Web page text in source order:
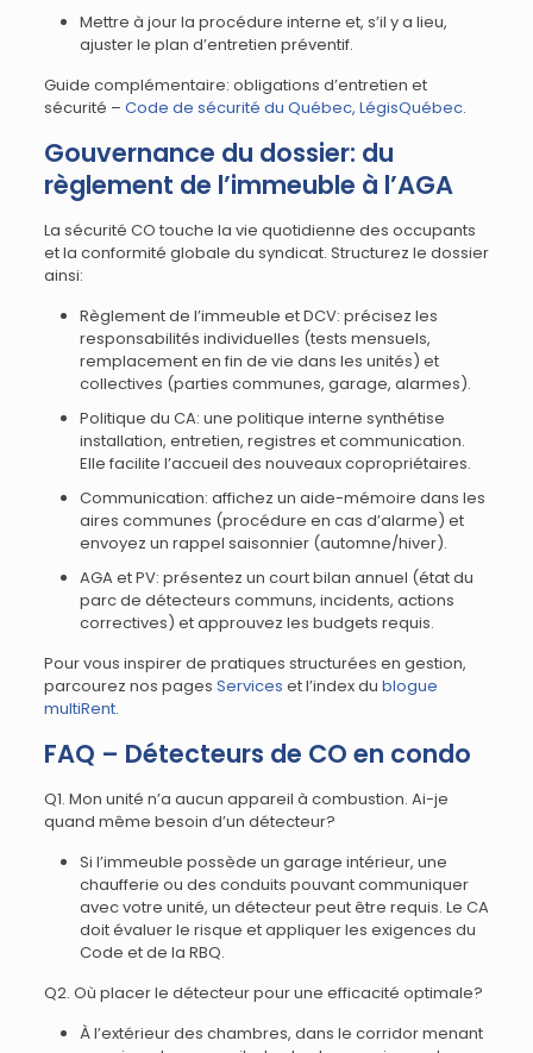
Mettre à jour la procédure interne et, s’il y a lieu,
ajuster le plan d’entretien préventif.
Guide complémentaire: obligations d’entretien et
sécurité – Code de sécurité du Québec, LégisQuébec.
Gouvernance du dossier: du
règlement de l’immeuble à l’AGA
La sécurité CO touche la vie quotidienne des occupants
et la conformité globale du syndicat. Structurez le dossier
ainsi:
Règlement de l’immeuble et DCV: précisez les
responsabilités individuelles (tests mensuels,
remplacement en fin de vie dans les unités) et
collectives (parties communes, garage, alarmes).
Politique du CA: une politique interne synthétise
installation, entretien, registres et communication.
Elle facilite l’accueil des nouveaux copropriétaires.
Communication: affichez un aide-mémoire dans les
aires communes (procédure en cas d’alarme) et
envoyez un rappel saisonnier (automne/hiver).
AGA et PV: présentez un court bilan annuel (état du
parc de détecteurs communs, incidents, actions
correctives) et approuvez les budgets requis.
Pour vous inspirer de pratiques structurées en gestion,
parcourez nos pages Services et l’index du blogue
multiRent.
FAQ – Détecteurs de CO en condo
Q1. Mon unité n’a aucun appareil à combustion. Ai-je
quand même besoin d’un détecteur?
Si l’immeuble possède un garage intérieur, une
chaufferie ou des conduits pouvant communiquer
avec votre unité, un détecteur peut être requis. Le CA
doit évaluer le risque et appliquer les exigences du
Code et de la RBQ.
Q2. Où placer le détecteur pour une efficacité optimale?
À l’extérieur des chambres, dans le corridor menant